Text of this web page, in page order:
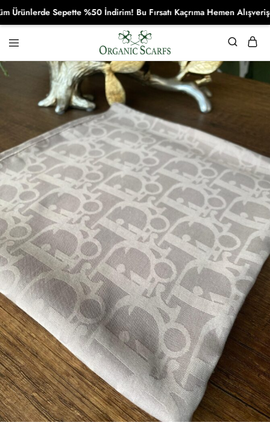
Organikscarf
Sepette %50 İndirim! Bu Fırsatı Kaçrıma Hemen Alışverişe